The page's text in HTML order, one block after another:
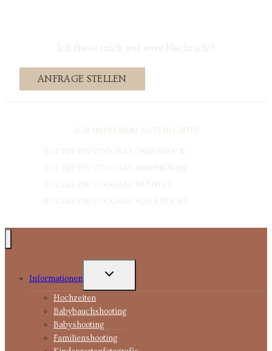
Ich freue mich auf eure Nachricht!
ANFRAGE STELLEN
AGB IMPRESSUM DATENSCHUTZ
HOCHZEITSFOTOGRAF OSNABRÜCK
HOCHZEITSFOTOGRAF IBBENBÜREN
HOCHZEITSFOTOGRAF MÜNSTER
HOCHZEITSFOTOGRAF WARENDORF
Informationen
UNTERMENÜ
Hochzeiten
Babybauchshooting
Babyshooting
Familienshooting